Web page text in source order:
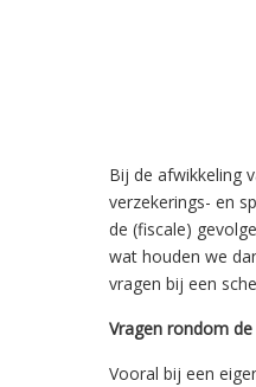
Bij de afwikkeling
verzekerings- en
de (fiscale)
wat houden we
vragen bij een
Vragen rondom
Vooral bij een